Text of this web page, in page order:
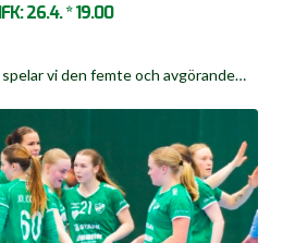
26.4. * 19.00
vi den femte och avgörande…